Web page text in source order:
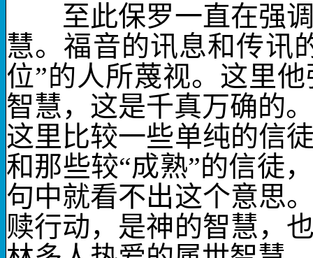
至此保罗一直在强调
慧。福音的讯息和传讯
位”的人所蔑视。这里
智慧，这是千真万确的
这里比较一些单纯的信
和那些较“成熟”的信徒
句中就看不出这个意思
赎行动，是神的智慧，